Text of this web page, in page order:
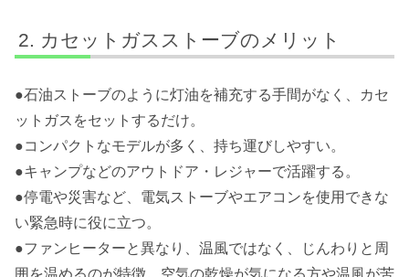
カセットガスストーブのメリット
●石油ストーブのように灯油を補充する手間がなく、カセ
ットガスをセットするだけ。
●コンパクトなモデルが多く、持ち運びしやすい。
●キャンプなどのアウトドア・レジャーで活躍する。
●停電や災害など、電気ストーブやエアコンを使用できな
い緊急時に役に立つ。
●ファンヒーターと異なり、温風ではなく、じんわりと周
囲を温めるのが特徴。空気の乾燥が気になる方や温風が苦